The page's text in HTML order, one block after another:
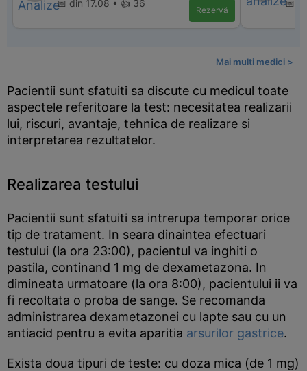
📅 din 17.08 • 👍 36
Rezervă
📅
Mai multi medici >
Pacientii sunt sfatuiti sa discute cu medicul toate
aspectele referitoare la test: necesitatea realizarii
lui, riscuri, avantaje, tehnica de realizare si
interpretarea rezultatelor.
Realizarea testului
Pacientii sunt sfatuiti sa intrerupa temporar orice
tip de tratament. In seara dinaintea efectuari
testului (la ora 23:00), pacientul va inghiti o
pastila, continand 1 mg de dexametazona. In
dimineata urmatoare (la ora 8:00), pacientului ii va
fi recoltata o proba de sange. Se recomanda
administrarea dexametazonei cu lapte sau cu un
antiacid pentru a evita aparitia arsurilor gastrice.
Exista doua tipuri de teste: cu doza mica (de 1 mg)